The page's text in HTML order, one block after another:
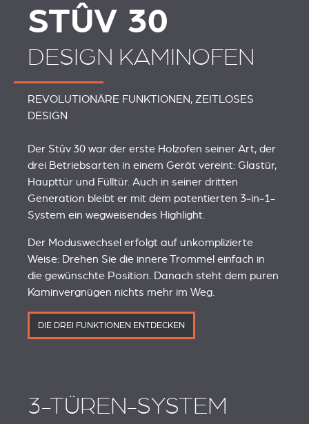
STÛV 30
DESIGN KAMINOFEN
REVOLUTIONÄRE FUNKTIONEN, ZEITLOSES
DESIGN
Der Stûv 30 war der erste Holzofen seiner Art, der
drei Betriebsarten in einem Gerät vereint: Glastür,
Haupttür und Fülltür. Auch in seiner dritten
Generation bleibt er mit dem patentierten 3‑in‑1-
System ein wegweisendes Highlight.
Der Moduswechsel erfolgt auf unkomplizierte
Weise: Drehen Sie die innere Trommel einfach in
die gewünschte Position. Danach steht dem puren
Kaminvergnügen nichts mehr im Weg.
DIE DREI FUNKTIONEN ENTDECKEN
3-TÜREN-SYSTEM